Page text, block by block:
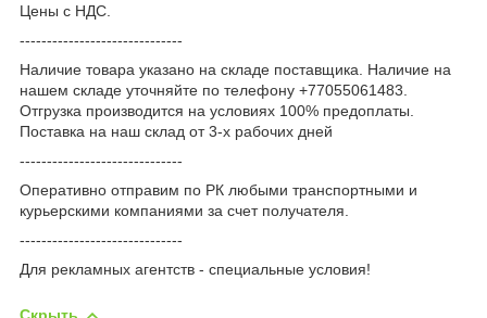
Цены с НДС.
------------------------------
Наличие товара указано на складе поставщика. Наличие на
нашем складе уточняйте по телефону +77055061483.
Отгрузка производится на условиях 100% предоплаты.
Поставка на наш склад от 3-x рабочих дней
------------------------------
Оперативно отправим по РК любыми транспортными и
курьерскими компаниями за счет получателя.
------------------------------
Для рекламных агентств - специальные условия!
Скрыть